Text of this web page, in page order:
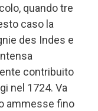
quando tre
caso la
des Indes e
contribuito
nel 1724. Va
ammesse fino